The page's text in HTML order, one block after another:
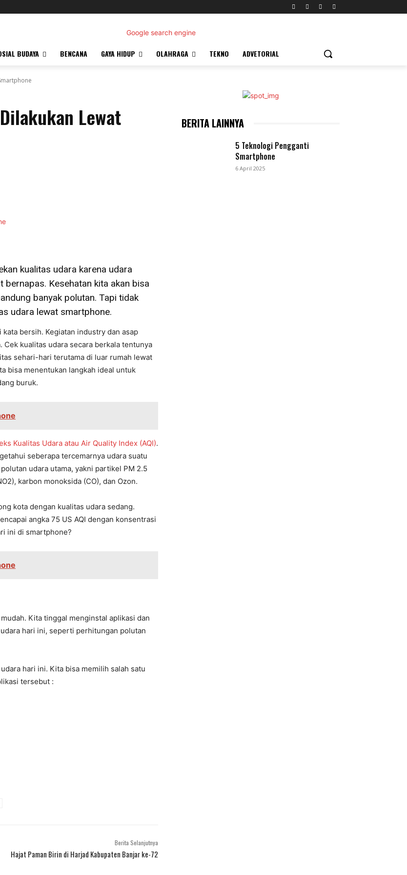
BUDAYA BENCANA GAYA HIDUP OLAHRAGA TEKNO ADVETORIAL
Lewat
kualitas udara karena udara
bernapas. Kesehatan kita akan bisa
banyak polutan. Tapi tidak
udara lewat smartphone.
bersih. Kegiatan industry dan asap
kualitas udara secara berkala tentunya
sehari-hari terutama di luar rumah lewat
bisa menentukan langkah ideal untuk
buruk.
Kualitas Udara atau Air Quality Index (AQI).
seberapa tercemarnya udara suatu
udara utama, yakni partikel PM 2.5
karbon monoksida (CO), dan Ozon.
kota dengan kualitas udara sedang.
angka 75 US AQI dengan konsentrasi
ini di smartphone?
Kita tinggal menginstal aplikasi dan
hari ini, seperti perhitungan polutan
hari ini. Kita bisa memilih salah satu
tersebut :
Berita Selanjutnya
Hajat Paman Birin di Harjad Kabupaten Banjar ke-72
BERITA LAINNYA
5 Teknologi Pengganti
Smartphone
6 April 2025